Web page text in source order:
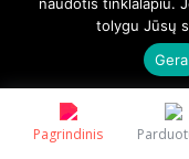
Pagrindinis
tolygu Jūsų